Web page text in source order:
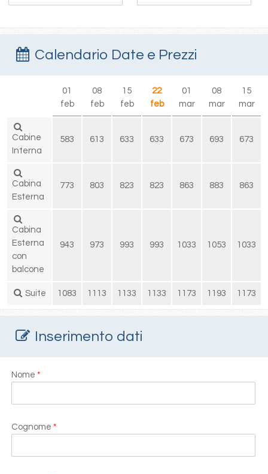
Calendario Date e Prezzi
01
feb
08
feb
15
feb
22
feb
01
mar
08
mar
15
mar
Cabine
Interna
583 613 633 633 673 693 673
Cabina
Esterna
773 803 823 823 863 883 863
Cabina
Esterna
con
balcone
943 973 993 993 1033 1053 1033
Suite 1083 1113 1133 1133 1173 1193 1173
Inserimento dati
Nome *
Cognome *